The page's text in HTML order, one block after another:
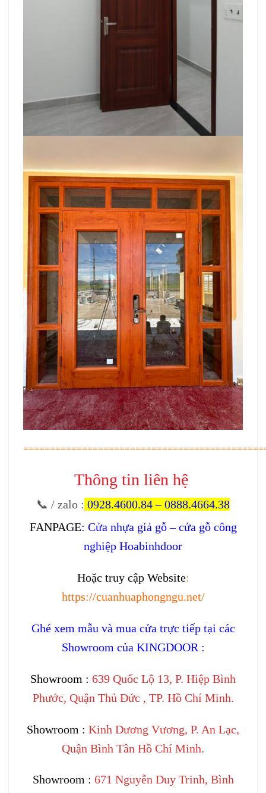
Thông tin liên hệ
📞 / zalo : 0928.4600.84–0888.4664.38
FANPAGE: Cửa nhựa giả gỗ – cửa gỗ công
nghiệp Hoabinhdoor
Hoặc truy cập Website:
https://cuanhuaphongngu.net/
Ghé xem mẫu và mua cửa trực tiếp tại các
Showroom của KINGDOOR :
Showroom : 639 Quốc Lộ 13, P. Hiệp Bình
Phước, Quận Thủ Đức , TP. Hồ Chí Minh.
Showroom : Kinh Dương Vương, P. An Lạc,
Quận Bình Tân Hồ Chí Minh.
Showroom : 671 Nguyễn Duy Trinh, Bình